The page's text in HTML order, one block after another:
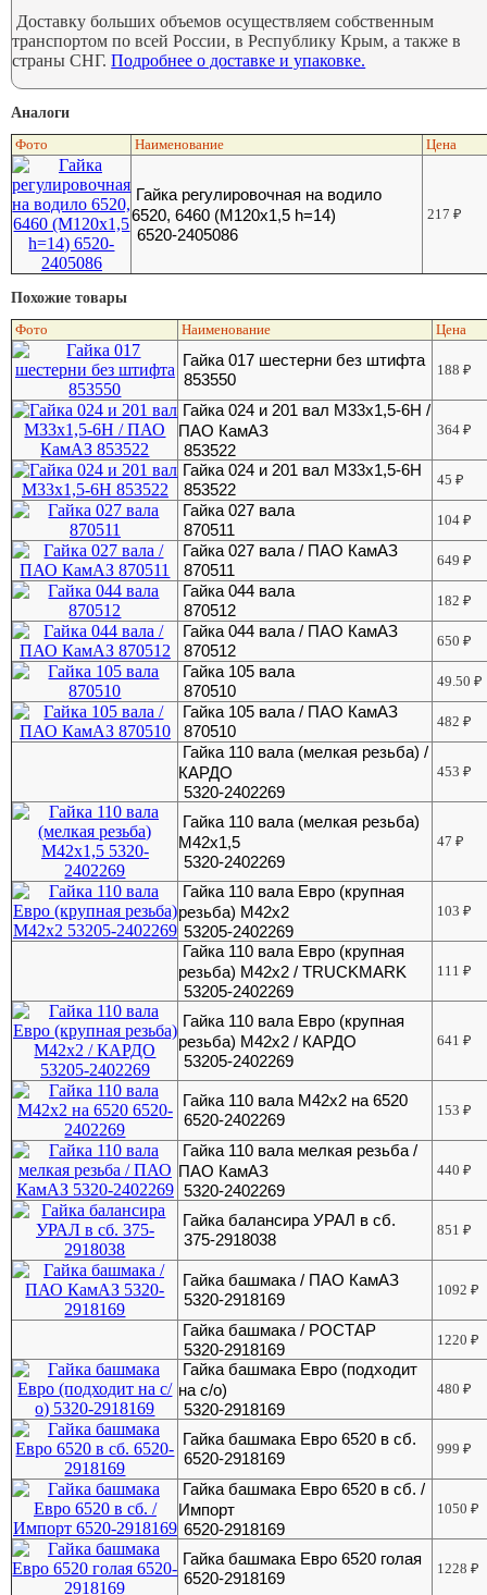
Доставку больших объемов осуществляем собственным
транспортом по всей России, в Республику Крым, а также в
страны СНГ.Подробнее о доставке и упаковке.
Аналоги
Фото Наименование Цена
Гайка регулировочная на водило
6520, 6460 (М120х1,5 h=14)
6520-2405086
217₽
Похожие товары
Фото Наименование Цена
Гайка 017 шестерни без штифта
853550
188₽
Гайка 024 и 201 вал М33х1,5-6Н /
ПАО КамАЗ
853522
364₽
Гайка 024 и 201 вал М33х1,5-6Н
853522
45₽
Гайка 027 вала
870511
104₽
Гайка 027 вала / ПАО КамАЗ
870511
649₽
Гайка 044 вала
870512
182₽
Гайка 044 вала / ПАО КамАЗ
870512
650₽
Гайка 105 вала
870510
49.50₽
Гайка 105 вала / ПАО КамАЗ
870510
482₽
Гайка 110 вала (мелкая резьба) /
КАРДО
5320-2402269
453₽
Гайка 110 вала (мелкая резьба)
М42х1,5
5320-2402269
47₽
Гайка 110 вала Евро (крупная
резьба) М42х2
53205-2402269
103₽
Гайка 110 вала Евро (крупная
резьба) М42х2 / TRUCKMARK
53205-2402269
111₽
Гайка 110 вала Евро (крупная
резьба) М42х2 / КАРДО
53205-2402269
641₽
Гайка 110 вала М42х2 на 6520
6520-2402269
153₽
Гайка 110 вала мелкая резьба /
ПАО КамАЗ
5320-2402269
440₽
Гайка балансира УРАЛ в сб.
375-2918038
851₽
Гайка башмака / ПАО КамАЗ
5320-2918169
1092₽
Гайка башмака / РОСТАР
5320-2918169
1220₽
Гайка башмака Евро (подходит
на с/о)
5320-2918169
480₽
Гайка башмака Евро 6520 в сб.
6520-2918169
999₽
Гайка башмака Евро 6520 в сб. /
Импорт
6520-2918169
1050₽
Гайка башмака Евро 6520 голая
6520-2918169
1228₽